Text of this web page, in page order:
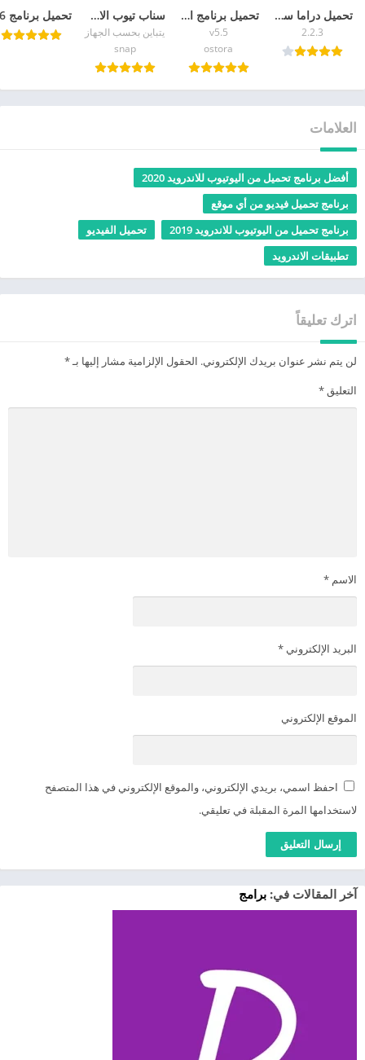
تحميل دراما سلاير للايفون Drama Slayer iOS 2026
2.2.3
تحميل برنامج الاسطورة لبث المباريات تنزيل تطبيق ostora tv 2026 بث مباشر
v5.5
ostora
سناب تيوب الاصلي الاصفر القديم 2026 تحميل Snaptube APK
يتباين بحسب الجهاز
snap
العلامات
أفضل برنامج تحميل من اليوتيوب للاندرويد 2020
برنامج تحميل فيديو من أي موقع
برنامج تحميل من اليوتيوب للاندرويد 2019
تحميل الفيديو
تطبيقات الاندرويد
اترك تعليقاً
لن يتم نشر عنوان بريدك الإلكتروني. الحقول الإلزامية مشار إليها بـ*
التعليق*
الاسم *
البريد الإلكتروني *
الموقع الإلكتروني
احفظ اسمي، بريدي الإلكتروني، والموقع الإلكتروني في هذا المتصفح
لاستخدامها المرة المقبلة في تعليقي.
آخر المقالات في: برامج